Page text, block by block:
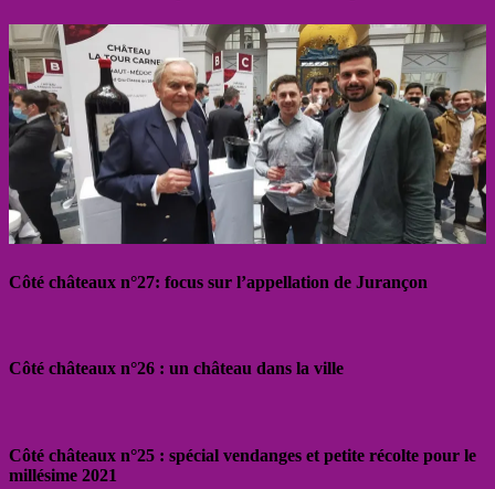
Côté châteaux n°27: focus sur l’appellation de Jurançon
Côté châteaux n°26 : un château dans la ville
Côté châteaux n°25 : spécial vendanges et petite récolte pour le
millésime 2021